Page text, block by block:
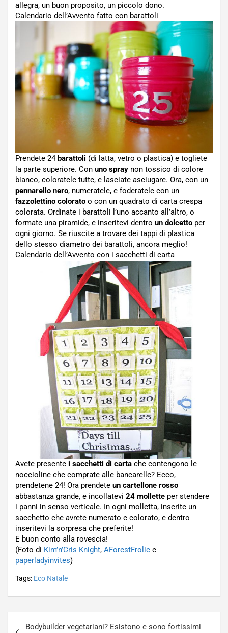
allegra, un buon proposito, un piccolo dono.
Calendario dell’Avvento fatto con barattoli
Prendete 24 barattoli (di latta, vetro o plastica) e togliete
la parte superiore. Con uno spray non tossico di colore
bianco, coloratele tutte, e lasciate asciugare. Ora, con un
pennarello nero, numeratele, e foderatele con un
fazzolettino colorato o con un quadrato di carta crespa
colorata. Ordinate i barattoli l’uno accanto all’altro, o
formate una piramide, e inseritevi dentro un dolcetto per
ogni giorno. Se riuscite a trovare dei tappi di plastica
dello stesso diametro dei barattoli, ancora meglio!
Calendario dell’Avvento con i sacchetti di carta
Avete presente i sacchetti di carta che contengono le
noccioline che comprate alle bancarelle? Ecco,
prendetene 24! Ora prendete un cartellone rosso
abbastanza grande, e incollatevi 24 mollette per stendere
i panni in senso verticale. In ogni molletta, inserite un
sacchetto che avrete numerato e colorato, e dentro
inseritevi la sorpresa che preferite!
E buon conto alla rovescia!
(Foto di Kim’n’Cris Knight, AForestFrolic e
paperladyinvites)
Tags: Eco Natale
Bodybuilder vegetariani? Esistono e sono fortissimi